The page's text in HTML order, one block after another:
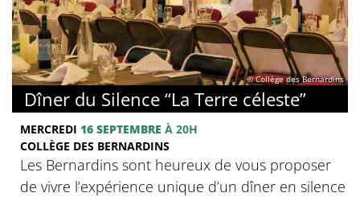
© Collège des Bernardins
Dîner du Silence “La Terre céleste”
MERCREDI 16 SEPTEMBRE À 20H
COLLÈGE DES BERNARDINS
Les Bernardins sont heureux de vous proposer
de vivre l’expérience unique d’un dîner en silence